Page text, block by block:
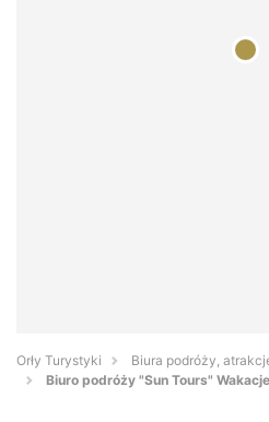
Orły Turystyki
Biura podróży,
Biuro podróży "Sun Tours"